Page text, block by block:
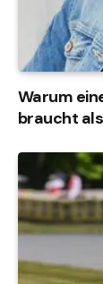
Warum
braucht